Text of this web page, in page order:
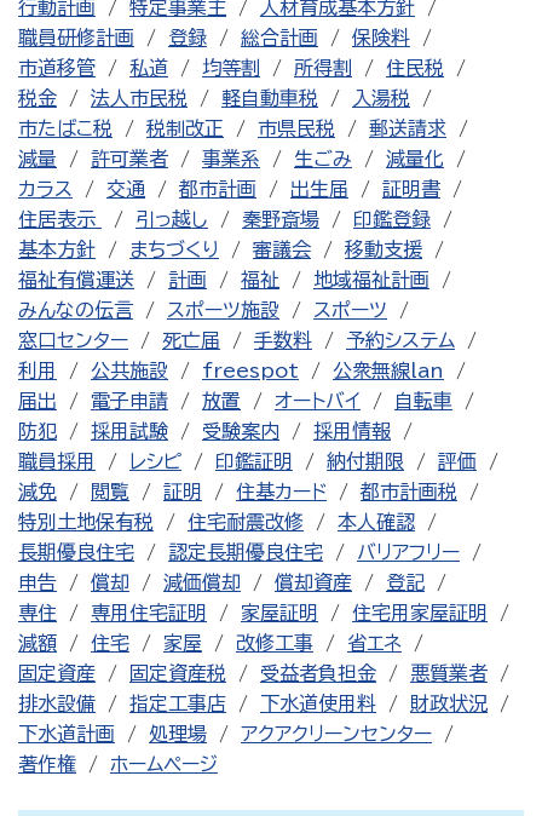
行動計画
特定事業主
人材育成基本方針
職員研修計画
登録 総合計画
保険料
市道移管
私道 均等割 所得割
住民税
税金
法人市民税 軽自動車税
入湯税
市たばこ税
税制改正 市県民税
郵送請求
減量
許可業者 事業系 生ごみ
減量化
カラス
交通 都市計画 出生届
証明書
住居表示
引っ越し 秦野斎場
印鑑登録
基本方針
まちづくり 審議会
移動支援
福祉有償運送
計画 福祉
地域福祉計画
みんなの伝言
スポーツ施設
スポーツ
窓口センター
死亡届 手数料
予約システム
利用
公共施設 freespot
公衆無線lan
届出
電子申請 放置 オートバイ
自転車
防犯
採用試験 受験案内
採用情報
職員採用
レシピ 印鑑証明 納付期限
評価
減免
閲覧 証明 住基カード
都市計画税
特別土地保有税
住宅耐震改修
本人確認
長期優良住宅
認定長期優良住宅
バリアフリー
申告
償却 減価償却 償却資産
登記
専住
専用住宅証明 家屋証明
住宅用家屋証明
減額
住宅 家屋 改修工事
省エネ
固定資産
固定資産税 受益者負担金
悪質業者
排水設備
指定工事店 下水道使用料
財政状況
下水道計画
処理場
アクアクリーンセンター
著作権
ホームページ